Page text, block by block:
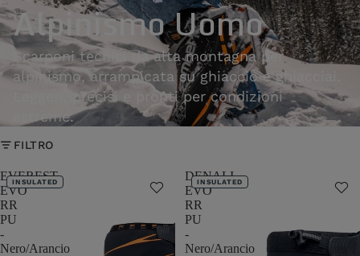
Alpinismo Uomo
Scarponi tecnici da alta montagna per
alpinismo, arrampicata su ghiaccio e ghiacciai.
Leggeri, precisi e pronti per condizioni
estreme.
FILTRO
EVEREST
EVO
RR
PU
-
Nero/Arancio
INSULATED
DENALI
EVO
RR
PU
-
Nero/Arancio
INSULATED